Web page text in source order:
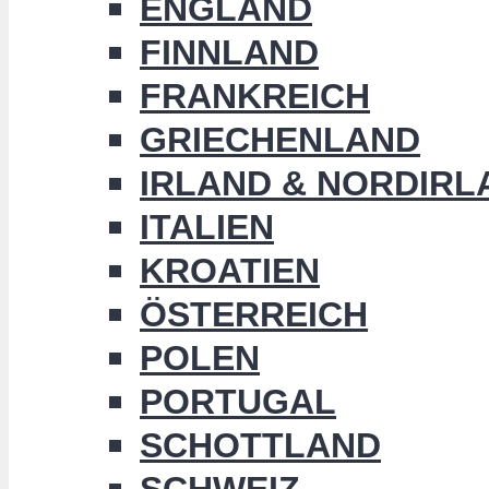
ENGLAND
FINNLAND
FRANKREICH
GRIECHENLAND
IRLAND &
ITALIEN
KROATIEN
ÖSTERREICH
POLEN
PORTUGAL
SCHOTTLAND